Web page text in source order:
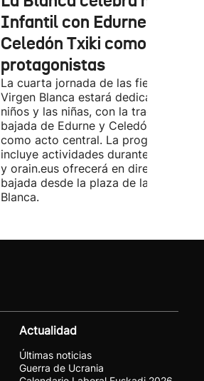
Infantil con Edurne y
Celedón Txiki como
protagonistas
La cuarta jornada de las fiestas de la
Virgen Blanca estará dedicada a los
niños y las niñas, con la tradicional
bajada de Edurne y Celedón Txiki
como acto central. La programación
incluye actividades durante todo el
y orain.eus ofrecerá en directo la
bajada desde la plaza de la Virgen
Blanca.
Actualidad
Últimas noticias
Guerra de Ucrania